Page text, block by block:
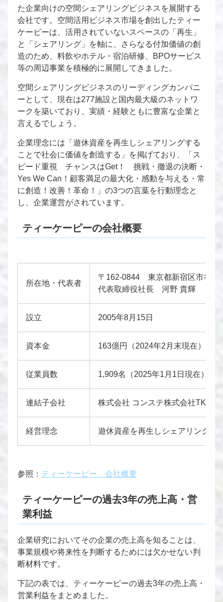
た企業向けの空間シェアリングビジネスを展開する
会社です。空間活用ビジネス市場を創出したティー
ケーピーは、活用されていないスペースの「再生」
と「シェアリング」を軸に、さらなる付加価値の創
造のため、料飲やホテル・宿泊研修、BPOサービス
等の周辺事業を積極的に展開してきました。
空間シェアリングビジネスのリーディングカンパニ
ーとして、現在は277施設と国内最大級のネットワ
ークを築いており、実績・経験ともに豊富な企業と
言えるでしょう。
企業理念には「遊休資産を再生しシェアリングする
ことで社会に価値を創造する」を掲げており、「ス
ピード重視 チャンスはGet！ 挑戦・撤退の決断・
Yes We Can！顧客満足の最大化・感動を与える・常
に創造！改善！革命！」の3つの言葉を行動理念と
し、企業運営がされています。
ティーケーピーの会社概要
所在地・代表者
〒162-0844 東京都新宿区市谷
代表取締役社長 河野 貴輝
設立 2005年8月15日
資本金 163億円（2024年2月末現在）
従業員数 1,909名（2025年1月1日現在）※
連結子会社 株式会社 コンステ株式会社TKP
経営理念 遊休資産を再生しシェアリングす
参照： ティーケーピー 会社概要
ティーケーピーの過去3年の売上高・営
業利益
企業研究においてその企業の売上高を知ることは、
事業規模や将来性を判断するためには欠かせない判
断材料です。
下記の表では、ティーケーピーの過去3年の売上高・
営業利益をまとめました。